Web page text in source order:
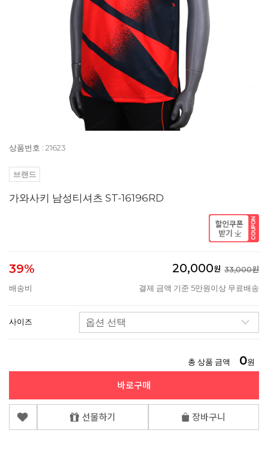
상품번호 : 21623
브랜드
가와사키 남성티셔츠 ST-16196RD
39% 20,000원 33,000원
배송비
결제 금액 기준 5만원이상 무료배송
사이즈
총 상품 금액 0원
바로구매
선물하기 장바구니